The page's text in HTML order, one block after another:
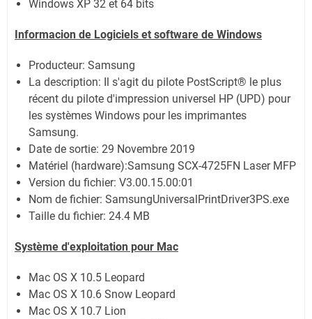
Windows XP 32 et 64 bits
Informacion de Logiciels et software de Windows
Producteur: Samsung
La description: Il s'agit du pilote PostScript® le plus
récent du pilote d'impression universel HP (UPD) pour
les systèmes Windows pour les imprimantes
Samsung.
Date de sortie: 29 Novembre 2019
Matériel (hardware):Samsung SCX-4725FN Laser MFP
Version du fichier: V3.00.15.00:01
Nom de fichier: SamsungUniversalPrintDriver3PS.exe
Taille du fichier: 24.4 MB
Système d'exploitation pour Mac
Mac OS X 10.5 Leopard
Mac OS X 10.6 Snow Leopard
Mac OS X 10.7 Lion